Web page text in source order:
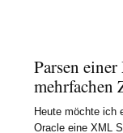
Parsen
mehrfachen
Heute möchte ich
Oracle eine XML